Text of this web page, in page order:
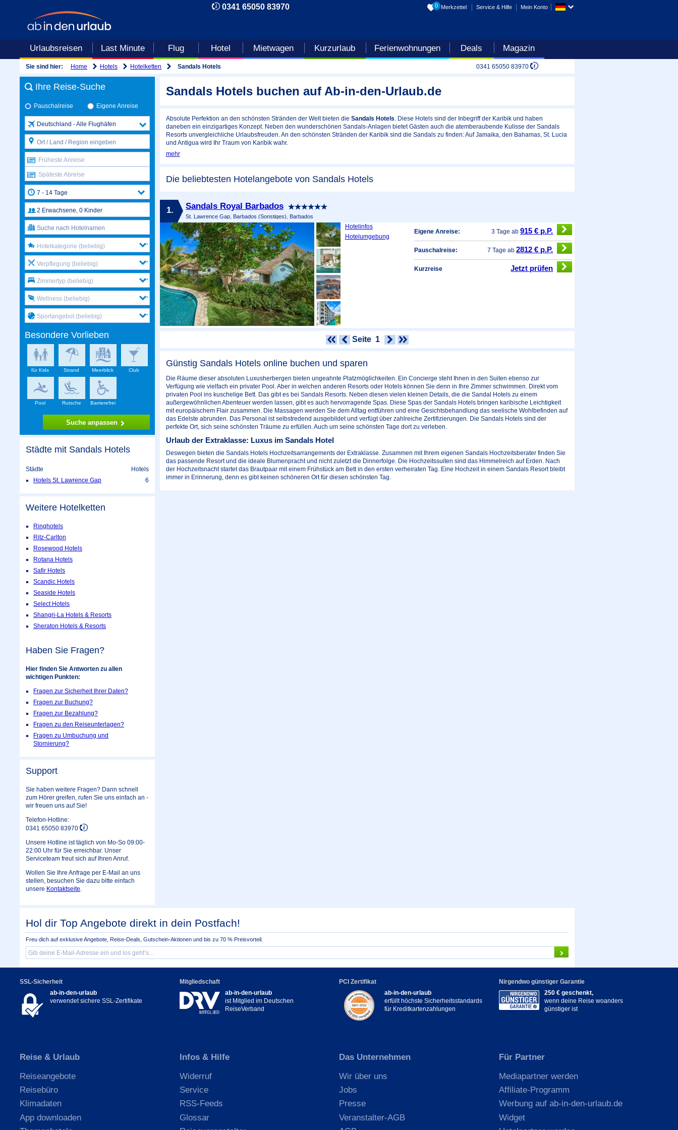
0341 65050 83970
Urlaubsreisen Last Minute Flug Hotel Mietwagen Kurzurlaub Ferienwohnungen Deals Magazin
0 Merkzettel Service & Hilfe Mein Konto
Sie sind hier: Home Hotels Hotelketten Sandals Hotels 0341 65050 83970
Sandals Hotels buchen auf Ab-in-den-Urlaub.de
Absolute Perfektion an den schönsten Stränden der Welt bieten die Sandals Hotels. Diese Hotels sind der Inbegriff der Karibik und haben
daneben ein einzigartiges Konzept. Neben den wunderschönen Sandals-Anlagen bietet Gästen auch die atemberaubende Kulisse der Sandals
Resorts unvergleichliche Urlaubsfreuden. An den schönsten Stränden der Karibik sind die Sandals zu finden: Auf Jamaika, den Bahamas, St. Lucia
und Antigua wird Ihr Traum von Karibik wahr.
mehr
Die beliebtesten Hotelangebote von Sandals Hotels
1. Sandals Royal Barbados
St. Lawrence Gap, Barbados (Sonstiges), Barbados
Hotelinfos
Hotelumgebung
Eigene Anreise: 3 Tage ab915 € p.P.
Pauschalreise: 7 Tage ab2812 € p.P.
Kurzreise Jetzt prüfen
Seite 1
Günstig Sandals Hotels online buchen und sparen
Die Räume dieser absoluten Luxusherbergen bieten ungeahnte Platzmöglichkeiten. Ein Concierge steht Ihnen in den Suiten ebenso zur
Verfügung wie vielfach ein privater Pool. Aber in welchen anderen Resorts oder Hotels können Sie denn in Ihre Zimmer schwimmen. Direkt vom
privaten Pool ins kuschelige Bett. Das gibt es bei Sandals Resorts. Neben diesen vielen kleinen Details, die die Sandal Hotels zu einem
außergewöhnlichen Abenteuer werden lassen, gibt es auch hervorragende Spas. Diese Spas der Sandals Hotels bringen karibische Leichtigkeit
mit europäischem Flair zusammen. Die Massagen werden Sie dem Alltag entführen und eine Gesichtsbehandlung das seelische Wohlbefinden auf
das Edelste abrunden. Das Personal ist selbstredend ausgebildet und verfügt über zahlreiche Zertifizierungen. Die Sandals Hotels sind der
perfekte Ort, sich seine schönsten Träume zu erfüllen. Auch um seine schönsten Tage dort zu verleben.
Urlaub der Extraklasse: Luxus im Sandals Hotel
Deswegen bieten die Sandals Hotels Hochzeitsarrangements der Extraklasse. Zusammen mit Ihrem eigenen Sandals Hochzeitsberater finden Sie
das passende Resort und die ideale Blumenpracht und nicht zuletzt die Dinnerfolge. Die Hochzeitssuiten sind das Himmelreich auf Erden. Nach
der Hochzeitsnacht startet das Brautpaar mit einem Frühstück am Bett in den ersten verheiraten Tag. Eine Hochzeit in einem Sandals Resort bleibt
immer in Erinnerung, denn es gibt keinen schöneren Ort für diesen schönsten Tag.
Ihre Reise-Suche
Pauschalreise Eigene Anreise
Deutschland - Alle Flughäfen
Früheste Anreise
Späteste Abreise
Hotelkategorie (beliebig)
Verpflegung (beliebig)
Zimmertyp (beliebig)
Wellness (beliebig)
Sportangebot (beliebig)
Besondere Vorlieben
für Kids Strand Meerblick Club
Pool Rutsche Barrierefrei
Suche anpassen
Städte mit Sandals Hotels
Städte
Hotels
Hotels St. Lawrence Gap
6
Weitere Hotelketten
Ringhotels
Ritz-Carlton
Rosewood Hotels
Rotana Hotels
Safir Hotels
Scandic Hotels
Seaside Hotels
Select Hotels
Shangri-La Hotels & Resorts
Sheraton Hotels & Resorts
Haben Sie Fragen?
Hier finden Sie Antworten zu allen
wichtigen Punkten:
Fragen zur Sicherheit Ihrer Daten?
Fragen zur Buchung?
Fragen zur Bezahlung?
Fragen zu den Reiseunterlagen?
Fragen zu Umbuchung und
Stornierung?
Support
Sie haben weitere Fragen? Dann schnell
zum Hörer greifen, rufen Sie uns einfach an -
wir freuen uns auf Sie!
Telefon-Hotline:
0341 65050 83970
Unsere Hotline ist täglich von Mo-So 09:00-
22:00 Uhr für Sie erreichbar. Unser
Serviceteam freut sich auf Ihren Anruf.
Wollen Sie Ihre Anfrage per E-Mail an uns
stellen, besuchen Sie dazu bitte einfach
unsere Kontaktseite.
Hol dir Top Angebote direkt in dein Postfach!
Freu dich auf exklusive Angebote, Reise-Deals, Gutschein-Aktionen und bis zu 70 % Preisvorteil.
SSL-Sicherheit
ab-in-den-urlaub
verwendet sichere SSL-Zertifikate
Mitgliedschaft
ab-in-den-urlaub
ist Mitglied im Deutschen
ReiseVerband
PCI Zertifikat
ab-in-den-urlaub
erfüllt höchste Sicherheitsstandards
für Kreditkartenzahlungen
Nirgendwo günstiger Garantie
250 € geschenkt,
wenn deine Reise woanders
günstiger ist
Reise & Urlaub
Reiseangebote
Reisebüro
Klimadaten
App downloaden
Infos & Hilfe
Widerruf
Service
RSS-Feeds
Glossar
Das Unternehmen
Wir über uns
Jobs
Presse
Veranstalter-AGB
Für Partner
Mediapartner werden
Affiliate-Programm
Werbung auf ab-in-den-urlaub.de
Widget